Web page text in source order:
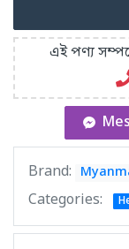
এই পণ্য
Brand:
Categories: